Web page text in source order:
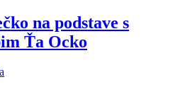
na podstave s
Ťa Ocko